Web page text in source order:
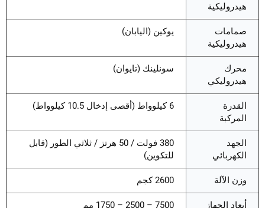
هيدروليكية
صمامات
هيدروليكية
يوكين (اليابان)
محرك
هيدروليكي
سونلينك (تايوان)
القدرة
المركبة
الجهد
الكهربائي
380 فولت / 50 هرتز / ثلاثي الطور (قابل
للتكوين)
وزن الآلة 2600 كجم
أبعاد الجهاز 7500 – 2500 – 1750 مم